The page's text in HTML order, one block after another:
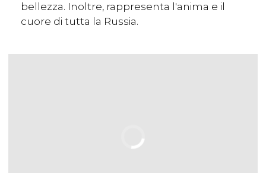
bellezza. Inoltre, rappresenta l'anima e il
cuore di tutta la Russia.